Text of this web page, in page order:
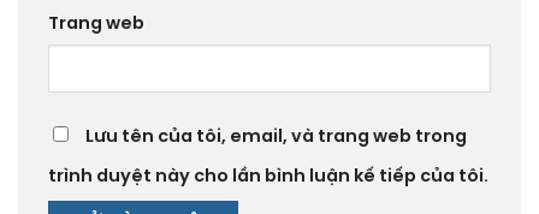
Trang web
Lưu tên của tôi, email, và trang web trong
trình duyệt này cho lần bình luận kế tiếp của tôi.